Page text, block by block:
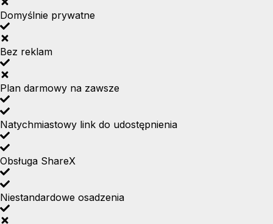
Domyślnie prywatne
Bez reklam
Plan darmowy na zawsze
Natychmiastowy link do udostępnienia
Obsługa ShareX
Niestandardowe osadzenia